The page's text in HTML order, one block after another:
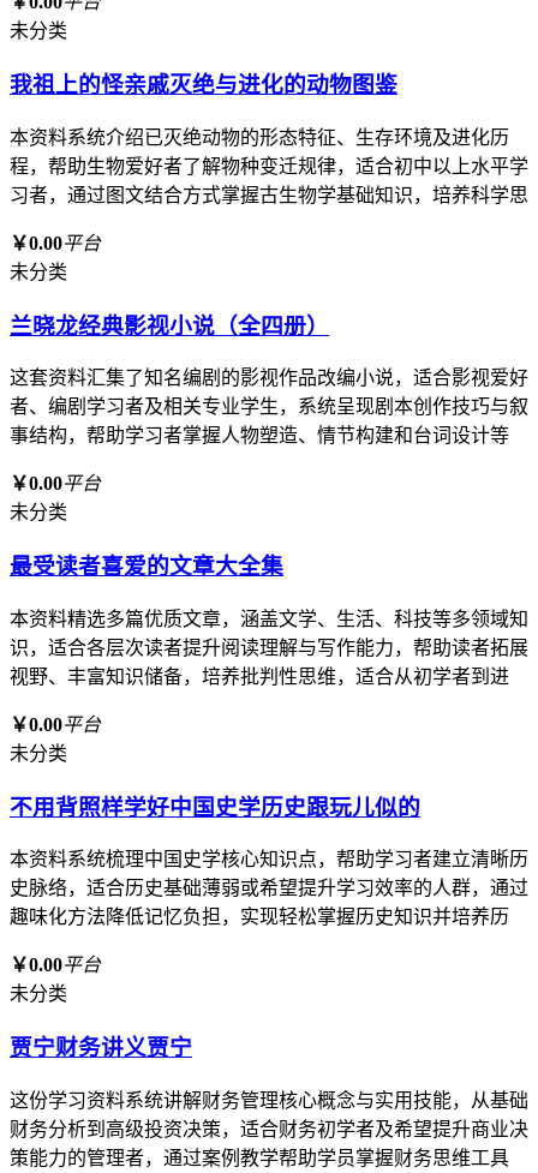
未分类
我祖上的怪亲戚灭绝与进化的动物图鉴
本资料系统介绍已灭绝动物的形态特征、生存环境及进化历
程，帮助生物爱好者了解物种变迁规律，适合初中以上水平学
习者，通过图文结合方式掌握古生物学基础知识，培养科学思
￥0.00平台
未分类
兰晓龙经典影视小说（全四册）
这套资料汇集了知名编剧的影视作品改编小说，适合影视爱好
者、编剧学习者及相关专业学生，系统呈现剧本创作技巧与叙
事结构，帮助学习者掌握人物塑造、情节构建和台词设计等
￥0.00平台
未分类
最受读者喜爱的文章大全集
本资料精选多篇优质文章，涵盖文学、生活、科技等多领域知
识，适合各层次读者提升阅读理解与写作能力，帮助读者拓展
视野、丰富知识储备，培养批判性思维，适合从初学者到进
￥0.00平台
未分类
不用背照样学好中国史学历史跟玩儿似的
本资料系统梳理中国史学核心知识点，帮助学习者建立清晰历
史脉络，适合历史基础薄弱或希望提升学习效率的人群，通过
趣味化方法降低记忆负担，实现轻松掌握历史知识并培养历
￥0.00平台
未分类
贾宁财务讲义贾宁
这份学习资料系统讲解财务管理核心概念与实用技能，从基础
财务分析到高级投资决策，适合财务初学者及希望提升商业决
策能力的管理者，通过案例教学帮助学员掌握财务思维工具